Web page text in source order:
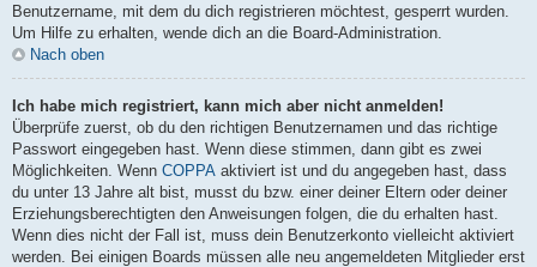
Benutzername, mit dem du dich registrieren möchtest, gesperrt wurden.
Um Hilfe zu erhalten, wende dich an die Board-Administration.
Nach oben
Ich habe mich registriert, kann mich aber nicht anmelden!
Überprüfe zuerst, ob du den richtigen Benutzernamen und das richtige
Passwort eingegeben hast. Wenn diese stimmen, dann gibt es zwei
Möglichkeiten. Wenn COPPA aktiviert ist und du angegeben hast, dass
du unter 13 Jahre alt bist, musst du bzw. einer deiner Eltern oder deiner
Erziehungsberechtigten den Anweisungen folgen, die du erhalten hast.
Wenn dies nicht der Fall ist, muss dein Benutzerkonto vielleicht aktiviert
werden. Bei einigen Boards müssen alle neu angemeldeten Mitglieder erst